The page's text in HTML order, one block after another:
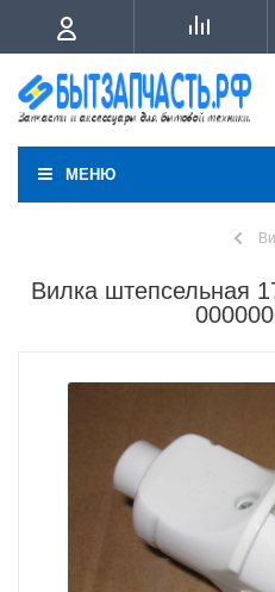
МЕНЮ
Вилка штепсельная